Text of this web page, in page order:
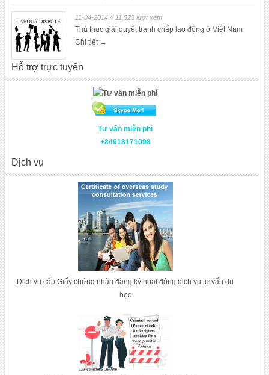
11-04-2014 // 11,523 lượt xem
Thủ thục giải quyết tranh chấp lao động ở Việt Nam
Chi tiết →
Hỗ trợ trực tuyến
Tư vấn miễn phí
+84918171098
Dịch vụ
Dịch vụ cấp Giấy chứng nhận đăng ký hoạt động dịch vụ tư vấn du
học